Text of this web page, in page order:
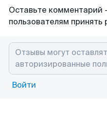
Оставьте комментарий
пользователям принять
Войти